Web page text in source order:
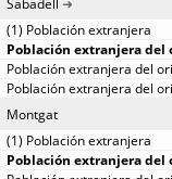
Sabadell
Montgat